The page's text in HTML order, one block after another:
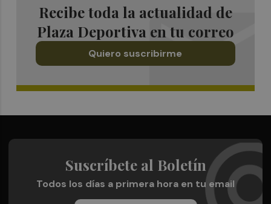
Recibe toda la actualidad de
Plaza Deportiva en tu correo
Quiero suscribirme
Suscríbete al Boletín
Todos los días a primera hora en tu email